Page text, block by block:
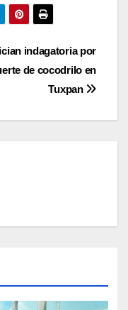
indagatoria por
de cocodrilo en
Tuxpan